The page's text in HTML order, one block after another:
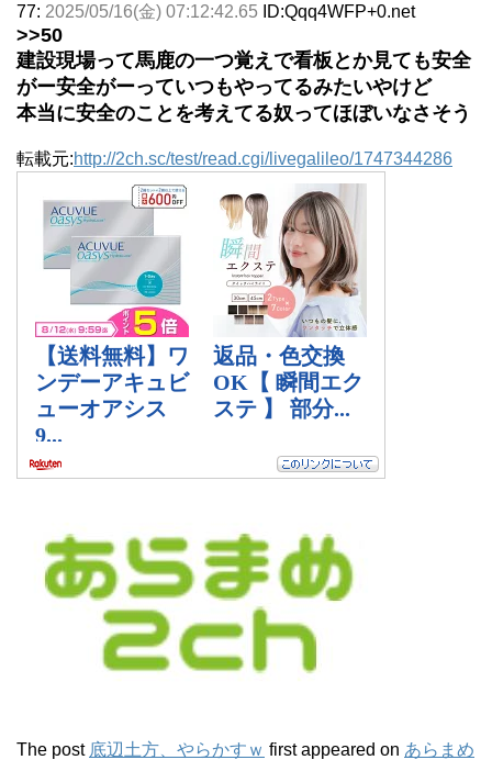
77: 2025/05/16(金) 07:12:42.65 ID:Qqq4WFP+0.net
>>50
建設現場って馬鹿の一つ覚えで看板とか見ても安全
がー安全がーっていつもやってるみたいやけど
本当に安全のことを考えてる奴ってほぼいなさそう
転載元:http://2ch.sc/test/read.cgi/livegalileo/1747344286
The post 底辺土方、やらかすｗ first appeared on あらまめ